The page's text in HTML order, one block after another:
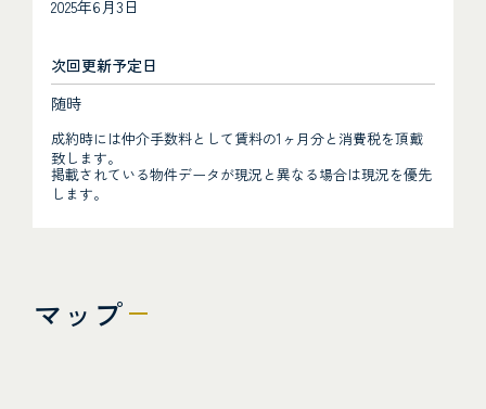
2025年6月3日
次回更新予定日
随時
成約時には仲介手数料として賃料の1ヶ月分と消費税を頂戴
致します。
掲載されている物件データが現況と異なる場合は現況を優先
します。
マップ